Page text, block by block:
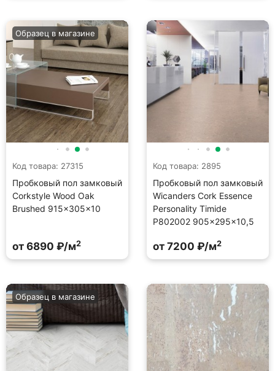
Код товара: 27315
Пробковый пол замковый
Corkstyle Wood Oak
Brushed 915×305×10
Образец в магазине
от 6890 ₽/м2
Код товара: 2895
Пробковый пол замковый
Wicanders Cork Essence
Personality Timide
P802002 905×295×10,5
от 7200 ₽/м2
Образец в магазине